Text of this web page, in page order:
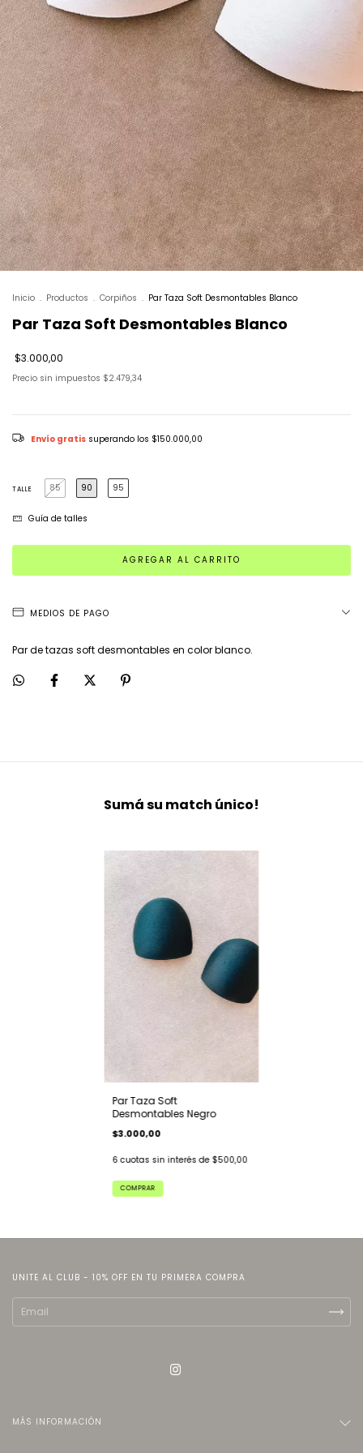
Inicio . Productos . Corpiños . Par Taza Soft Desmontables Blanco
Par Taza Soft Desmontables Blanco
$3.000,00
Precio sin impuestos $2.479,34
Envío gratis superando los $150.000,00
TALLE 85 90 95
Guía de talles
MEDIOS DE PAGO
Par de tazas soft desmontables en color blanco.
Sumá su match único!
Par Taza Soft
Desmontables Negro
$3.000,00
6 cuotas sin interés de $500,00
COMPRAR
UNITE AL CLUB - 10% OFF EN TU PRIMERA COMPRA
MÁS INFORMACIÓN